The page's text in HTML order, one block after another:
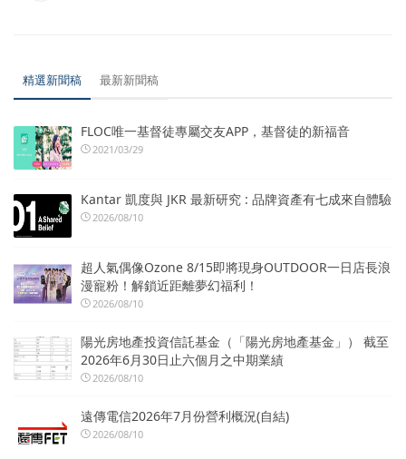
精選新聞稿 最新新聞稿
FLOC唯一基督徒專屬交友APP，基督徒的新福音
2021/03/29
Kantar 凱度與 JKR 最新研究 : 品牌資產有七成來自體驗
2026/08/10
超人氣偶像Ozone 8/15即將現身OUTDOOR一日店長浪
漫寵粉！解鎖近距離夢幻福利！
2026/08/10
陽光房地產投資信託基金（「陽光房地產基金」） 截至
2026年6月30日止六個月之中期業績
2026/08/10
遠傳電信2026年7月份營利概況(自結)
2026/08/10